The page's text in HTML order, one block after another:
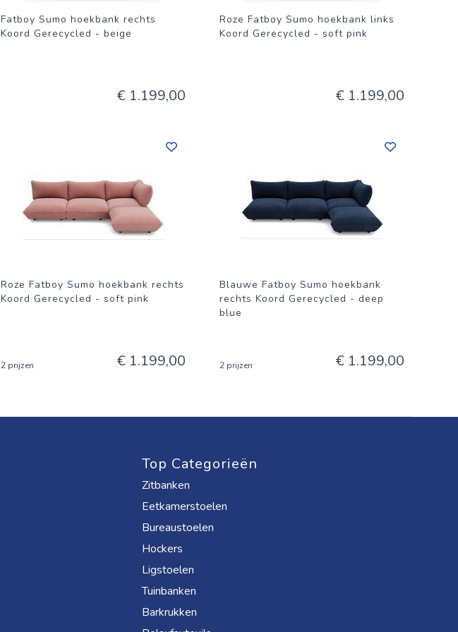
Fatboy Sumo hoekbank rechts
Koord Gerecycled - beige
€ 1.199,00
Roze Fatboy Sumo hoekbank links
Koord Gerecycled - soft pink
€ 1.199,00
Roze Fatboy Sumo hoekbank rechts
Koord Gerecycled - soft pink
2 prijzen € 1.199,00
Blauwe Fatboy Sumo hoekbank
rechts Koord Gerecycled - deep
blue
2 prijzen € 1.199,00
Top Categorieën
Zitbanken
Eetkamerstoelen
Bureaustoelen
Hockers
Ligstoelen
Tuinbanken
Barkrukken